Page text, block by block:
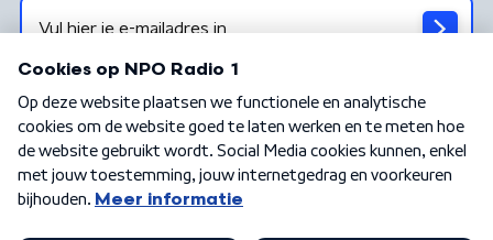
Algemene voorwaarden